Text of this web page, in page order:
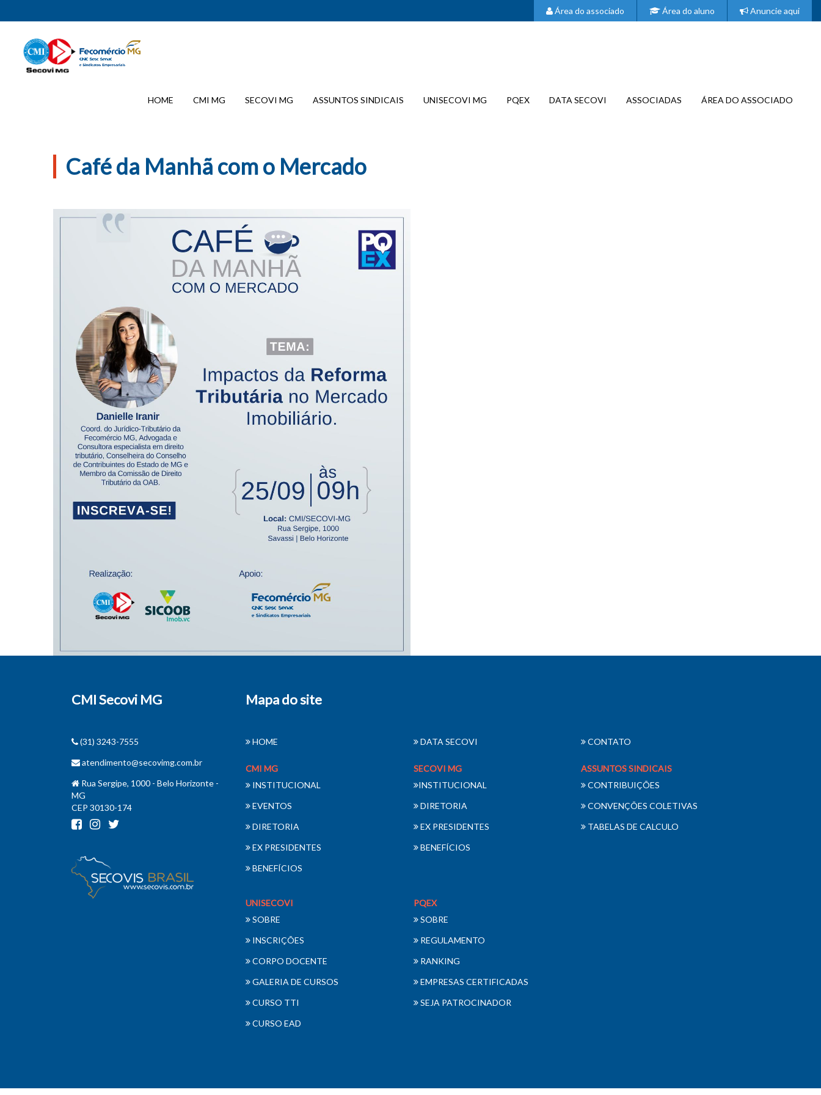
Área do associado Área do aluno Anuncie aqui
HOME CMI MG SECOVI MG ASSUNTOS SINDICAIS UNISECOVI MG PQEX DATA SECOVI ASSOCIADAS ÁREA DO ASSOCIADO
Café da Manhã com o Mercado
CMI Secovi MG
(31) 3243-7555
atendimento@secovimg.com.br
Rua Sergipe, 1000 - Belo Horizonte -
MG
CEP 30130-174
Mapa do site
HOME DATA SECOVI CONTATO
CMI MG
INSTITUCIONAL
EVENTOS
DIRETORIA
EX PRESIDENTES
BENEFÍCIOS
SECOVI MG
INSTITUCIONAL
DIRETORIA
EX PRESIDENTES
BENEFÍCIOS
ASSUNTOS SINDICAIS
CONTRIBUIÇÕES
CONVENÇÕES COLETIVAS
TABELAS DE CALCULO
UNISECOVI
SOBRE
INSCRIÇÕES
CORPO DOCENTE
GALERIA DE CURSOS
CURSO TTI
CURSO EAD
PQEX
SOBRE
REGULAMENTO
RANKING
EMPRESAS CERTIFICADAS
SEJA PATROCINADOR